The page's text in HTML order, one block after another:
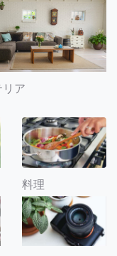
リア
料理